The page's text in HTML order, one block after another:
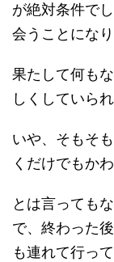
が絶対条件で
会うことになり
果たして何も
しくしていら
いや、そもそ
くだけでもか
とは言っても
で、終わった
も連れて行っ